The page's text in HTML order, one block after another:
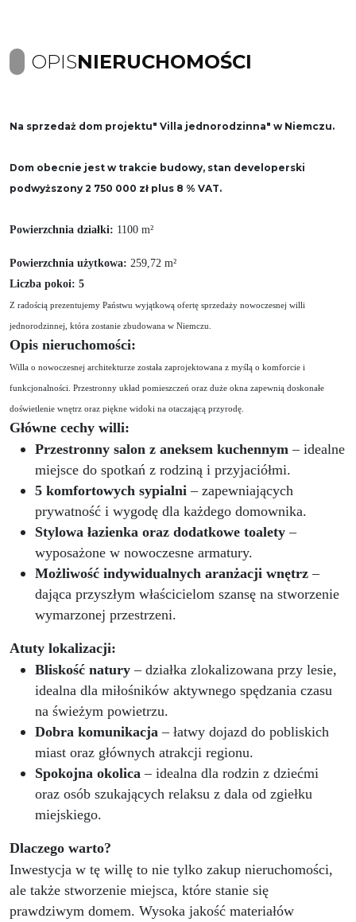
OPISNIERUCHOMOŚCI
Na sprzedaż dom projektu" Villa jednorodzinna" w Niemczu.
Dom obecnie jest w trakcie budowy, stan developerski
podwyższony 2 750 000 zł plus 8 % VAT.
Powierzchnia działki: 1100 m²
Powierzchnia użytkowa: 259,72 m²
Liczba pokoi: 5
Z radością prezentujemy Państwu wyjątkową ofertę sprzedaży nowoczesnej willi
jednorodzinnej, która zostanie zbudowana w Niemczu.
Opis nieruchomości:
Willa o nowoczesnej architekturze została zaprojektowana z myślą o komforcie i
funkcjonalności. Przestronny układ pomieszczeń oraz duże okna zapewnią doskonałe
doświetlenie wnętrz oraz piękne widoki na otaczającą przyrodę.
Główne cechy willi:
Przestronny salon z aneksem kuchennym – idealne
miejsce do spotkań z rodziną i przyjaciółmi.
5 komfortowych sypialni – zapewniających
prywatność i wygodę dla każdego domownika.
Stylowa łazienka oraz dodatkowe toalety –
wyposażone w nowoczesne armatury.
Możliwość indywidualnych aranżacji wnętrz –
dająca przyszłym właścicielom szansę na stworzenie
wymarzonej przestrzeni.
Atuty lokalizacji:
Bliskość natury – działka zlokalizowana przy lesie,
idealna dla miłośników aktywnego spędzania czasu
na świeżym powietrzu.
Dobra komunikacja – łatwy dojazd do pobliskich
miast oraz głównych atrakcji regionu.
Spokojna okolica – idealna dla rodzin z dziećmi
oraz osób szukających relaksu z dala od zgiełku
miejskiego.
Dlaczego warto?
Inwestycja w tę willę to nie tylko zakup nieruchomości,
ale także stworzenie miejsca, które stanie się
prawdziwym domem. Wysoka jakość materiałów